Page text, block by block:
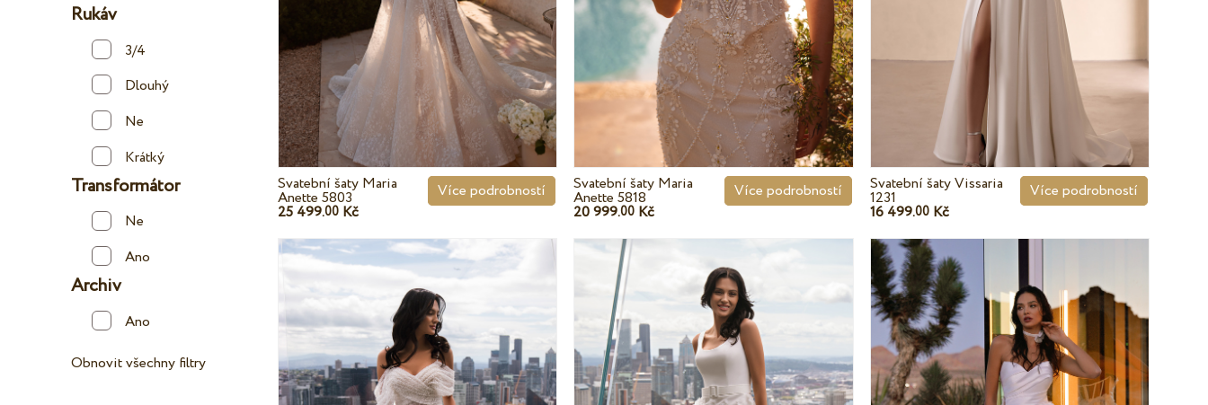
Rukáv
3/4
Dlouhý
Ne
Krátký
Transformátor
Ne
Ano
Archiv
Ano
Obnovit všechny filtry
Svatební šaty Maria
Anette 5803
25 499.00 Kč
Více podrobností Svatební šaty Maria
Anette 5818
20 999.00 Kč
Více podrobností Svatební šaty Vissaria
1231
16 499.00Kč
Více podrobností